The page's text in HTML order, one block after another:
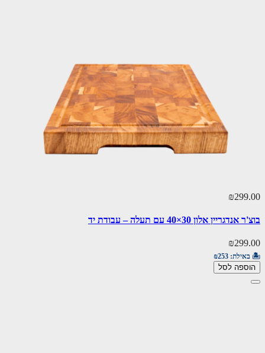
₪299.00
בוצ'ר אנדגריין אלון 30×40 עם תעלה – עבודת יד
₪299.00
🏝️ באילת: ₪253
הוספה לסל